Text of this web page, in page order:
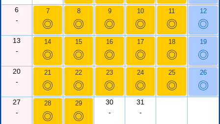
6
-
7
◎
8
◎
9
◎
10
◎
11
◎
12
◎
13
-
14
◎
15
◎
16
◎
17
◎
18
◎
19
◎
20
-
21
◎
22
◎
23
◎
24
◎
25
◎
26
◎
27
-
28
◎
29
◎
30
-
31
-